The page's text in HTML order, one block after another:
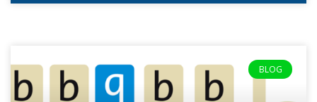
BLOG